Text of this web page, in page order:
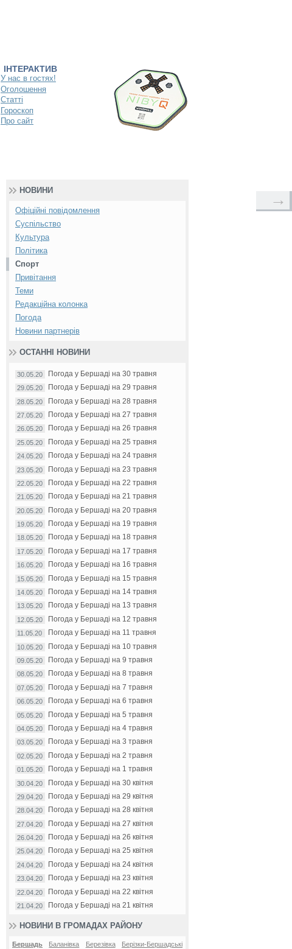
ІНТЕРАКТИВ
У нас в гостях!
Оголошення
Статті
Гороскоп
Про сайт
→
НОВИНИ
Офіційні повідомлення
Суспільство
Культура
Політика
Спорт
Привітання
Теми
Редакційна колонка
Погода
Новини партнерів
ОСТАННІ НОВИНИ
30.05.20 Погода у Бершаді на 30 травня
29.05.20 Погода у Бершаді на 29 травня
28.05.20 Погода у Бершаді на 28 травня
27.05.20 Погода у Бершаді на 27 травня
26.05.20 Погода у Бершаді на 26 травня
25.05.20 Погода у Бершаді на 25 травня
24.05.20 Погода у Бершаді на 24 травня
23.05.20 Погода у Бершаді на 23 травня
22.05.20 Погода у Бершаді на 22 травня
21.05.20 Погода у Бершаді на 21 травня
20.05.20 Погода у Бершаді на 20 травня
19.05.20 Погода у Бершаді на 19 травня
18.05.20 Погода у Бершаді на 18 травня
17.05.20 Погода у Бершаді на 17 травня
16.05.20 Погода у Бершаді на 16 травня
15.05.20 Погода у Бершаді на 15 травня
14.05.20 Погода у Бершаді на 14 травня
13.05.20 Погода у Бершаді на 13 травня
12.05.20 Погода у Бершаді на 12 травня
11.05.20 Погода у Бершаді на 11 травня
10.05.20 Погода у Бершаді на 10 травня
09.05.20 Погода у Бершаді на 9 травня
08.05.20 Погода у Бершаді на 8 травня
07.05.20 Погода у Бершаді на 7 травня
06.05.20 Погода у Бершаді на 6 травня
05.05.20 Погода у Бершаді на 5 травня
04.05.20 Погода у Бершаді на 4 травня
03.05.20 Погода у Бершаді на 3 травня
02.05.20 Погода у Бершаді на 2 травня
01.05.20 Погода у Бершаді на 1 травня
30.04.20 Погода у Бершаді на 30 квітня
29.04.20 Погода у Бершаді на 29 квітня
28.04.20 Погода у Бершаді на 28 квітня
27.04.20 Погода у Бершаді на 27 квітня
26.04.20 Погода у Бершаді на 26 квітня
25.04.20 Погода у Бершаді на 25 квітня
24.04.20 Погода у Бершаді на 24 квітня
23.04.20 Погода у Бершаді на 23 квітня
22.04.20 Погода у Бершаді на 22 квітня
21.04.20 Погода у Бершаді на 21 квітня
НОВИНИ В ГРОМАДАХ РАЙОНУ
Бершадь Баланівка Березівка
Берізки-Бершадські